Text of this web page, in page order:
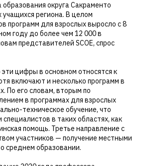
округа Сакраменто
региона. В целом
программ для взрослых выросло с 8
году до более чем 12 000 в
представителей SCOE, спрос
цифры в основном относятся к
включают и несколько программ в
По его словам, вторым по
в программах для взрослых
техническое обучение, что
в таких областях, как
помощь. Третье направление с
участников — получение местными
среднем образовании.